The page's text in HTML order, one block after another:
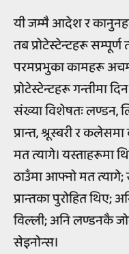
यी जम्मै आदेश र कानुनहरू
तब प्रोटेस्टेन्टहरू
परमप्रभुका कामहरू
प्रोटेस्टेन्टहरू गन्तीमा
संख्या विशेषतः लण्डन,
प्रान्त, श्रूस्बरी र
मत त्यागे। यस्ताहरूमा
ठाउँमा आफ्नो मत त्यागे;
प्रान्तका पुरोहित थिए;
विल्ली; अनि लण्डनकै
सेइनोन्स।